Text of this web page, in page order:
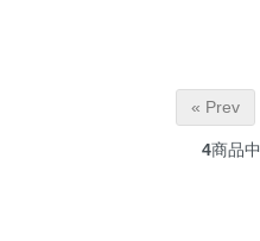
« Prev
4商品中